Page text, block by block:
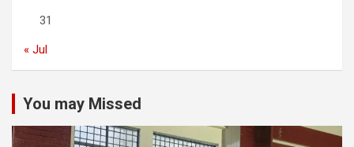
31
« Jul
You may Missed